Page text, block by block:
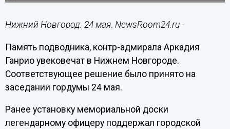
Нижний Новгород. 24 мая. NewsRoom24.ru -
Память подводника, контр-адмирала Аркадия
Ганрио увековечат в Нижнем Новгороде.
Соответствующее решение было принято на
заседании гордумы 24 мая.
Ранее установку мемориальной доски
легендарному офицеру поддержал городской